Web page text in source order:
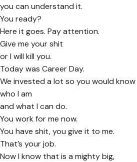
you can understand it.
You ready?
Here it goes. Pay attention.
Give me your shit
or I will kill you.
Today was Career Day.
We invested a lot so you would know
who I am
and what I can do.
You work for me now.
You have shit, you give it to me.
That’s your job.
Now I know that is a mighty big,